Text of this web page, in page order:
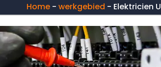
Home- werkgebied - Elektricien